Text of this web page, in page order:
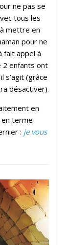
ne pas se
tous les
mettre en
pour ne
fait appel à
2 enfants ont
s’agit (grâce
désactiver).
en
en terme
: je vous